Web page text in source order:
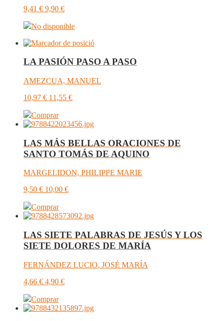
9,41 € 9,90 €
No disponible
LA PASIÓN PASO A PASO
AMEZCUA, MANUEL
10,97 € 11,55 €
Comprar
LAS MÁS BELLAS ORACIONES DE
SANTO TOMÁS DE AQUINO
MARGELIDON, PHILIPPE MARIE
9,50 € 10,00 €
Comprar
LAS SIETE PALABRAS DE JESÚS Y LOS
SIETE DOLORES DE MARÍA
FERNÁNDEZ LUCIO, JOSÉ MARÍA
4,66 € 4,90 €
Comprar